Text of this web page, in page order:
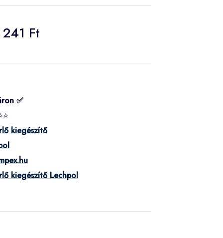
241 Ft
✅
kiegészítő
kiegészítő Lechpol